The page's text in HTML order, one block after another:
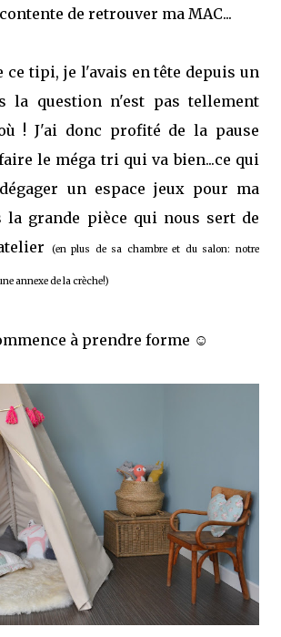
de retrouver ma MAC...
ce tipi, je l'avais en tête depuis un
la question n'est pas tellement
! J'ai donc profité de la pause
le méga tri qui va bien...ce qui
un espace jeux pour ma
la grande pièce qui nous sert de
(en plus de sa chambre et du salon: notre
annexe de la crèche!)
à prendre forme ☺